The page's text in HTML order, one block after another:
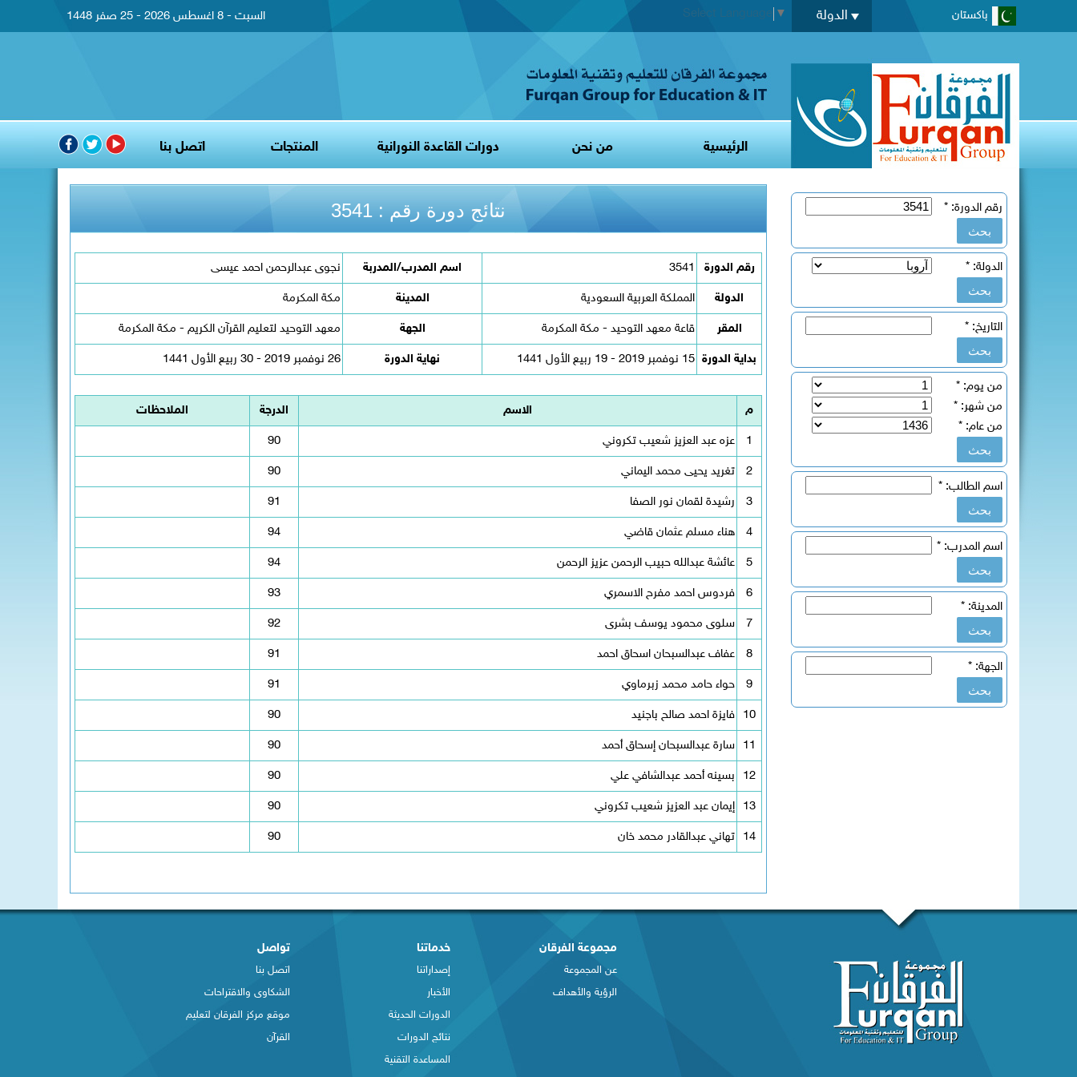
السبت - 8 اغسطس 2026 - 25 صفر 1448 Select Language ▼ الدولة باكستان
اتصل بنا المنتجات دورات القاعدة النورانية من نحن الرئيسية
نتائج دورة رقم : 3541
رقم الدورة 3541 اسم المدرب/المدربة نجوى عبدالرحمن احمد عيسى
الدولة المملكة العربية السعودية المدينة مكة المكرمة
المقر قاعة معهد التوحيد - مكة المكرمة الجهة معهد التوحيد لتعليم القرآن الكريم - مكة المكرمة
بداية الدورة 15 نوفمبر 2019 - 19 ربيع الأول 1441 نهاية الدورة 26 نوفمبر 2019 - 30 ربيع الأول 1441
م الاسم الدرجة الملاحظات
1 عزه عبد العزيز شعيب تكروني 90
2 تغريد يحيى محمد اليماني 90
3 رشيدة لقمان نور الصفا 91
4 هناء مسلم عثمان قاضي 94
5 عائشة عبدالله حبيب الرحمن عزيز الرحمن 94
6 فردوس احمد مفرح الاسمري 93
7 سلوى محمود يوسف بشرى 92
8 عفاف عبدالسبحان اسحاق احمد 91
9 حواء حامد محمد زبرماوي 91
10 فايزة احمد صالح باجنيد 90
11 سارة عبدالسبحان إسحاق أحمد 90
12 بسينه أحمد عبدالشافي علي 90
13 إيمان عبد العزيز شعيب تكروني 90
14 تهاني عبدالقادر محمد خان 90
رقم الدورة: *
الدولة: *
التاريخ: *
من يوم: *
من شهر: *
من عام: *
اسم الطالب: *
اسم المدرب: *
المدينة: *
الجهة: *
تواصل
اتصل بنا
الشكاوى والاقتراحات
​موقع مركز الفرقان لتعليم
القرآن
خدماتنا
إصداراتنا
الأخبار
الدورات الحديثة
نتائج الدورات
المساعدة التقنية
مجموعة الفرقان
عن المجموعة
الرؤية والأهداف